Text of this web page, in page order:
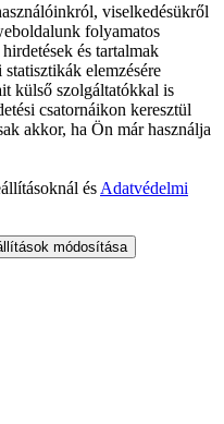
viselkedésükről
folyamatos
és tartalmak
elemzésére
külső szolgáltatókkal is
csatornáikon keresztül
akkor, ha Ön már használja
és Adatvédelmi
módosítása